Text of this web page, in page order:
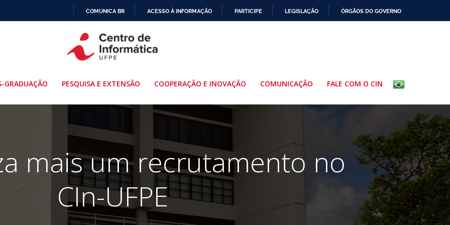
PARA
O
COMUNICA BR ACESSO À INFORMAÇÃO PARTICIPE LEGISLAÇÃO ÓRGÃOS DO GOVERNO
GRADUAÇÃO PESQUISA E EXTENSÃO COOPERAÇÃO E INOVAÇÃO COMUNICAÇÃO FALE COM O CIN
mais um recrutamento no
CIn-UFPE